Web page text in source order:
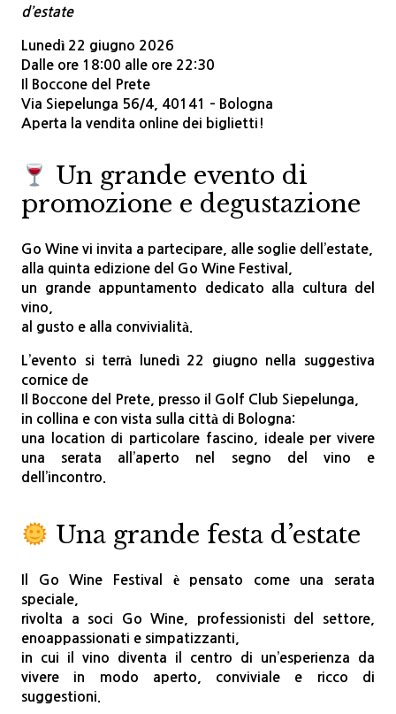
d’estate
Lunedì 22 giugno 2026
Dalle ore 18:00 alle ore 22:30
Il Boccone del Prete
Via Siepelunga 56/4, 40141 – Bologna
Aperta la vendita online dei biglietti!
Un grande evento di
promozione e degustazione
Go Wine vi invita a partecipare, alle soglie dell’estate,
alla quinta edizione del Go Wine Festival
un grande appuntamento dedicato alla cultura del
vino,
al gusto e alla convivialità.
L’evento si terrà lunedì 22 giugno nella suggestiva
cornice de
Il Boccone del Prete , presso il Golf Club Siepelunga
in collina e con vista sulla città di Bologna:
una location di particolare fascino, ideale per vivere
una serata all’aperto nel segno del vino e
dell’incontro.
Una grande festa d’estate
Il Go Wine Festival è pensato come una serata
speciale,
rivolta a soci Go Wine, professionisti del settore,
enoappassionati e simpatizzanti,
in cui il vino diventa il centro di un’esperienza da
vivere in modo aperto, conviviale e ricco di
suggestioni.